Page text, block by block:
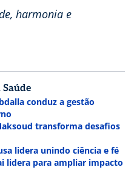
harmonia e
conduz a gestão
transforma desafios
lidera unindo ciência e fé
lidera para ampliar impacto